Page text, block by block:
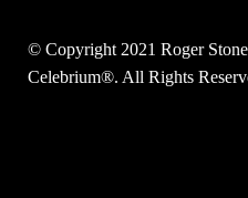
© Copyright 2021 Roger
Celebrium®. All Rights